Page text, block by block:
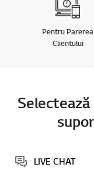
Pentru Parerea
Clientului
LIVE CHAT